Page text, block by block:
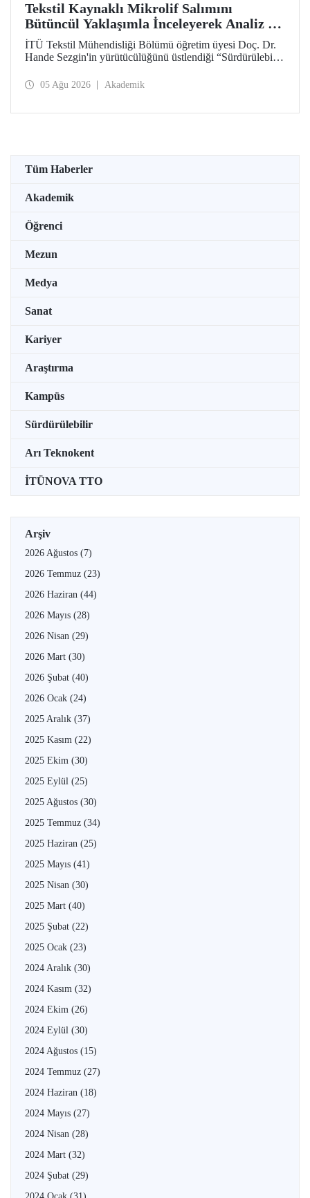
Tekstil Kaynaklı Mikrolif Salımını
Bütüncül Yaklaşımla İnceleyerek Analiz ve
Azaltım Stratejileri Geliştirecek Projeye
TÜBİTAK Desteği
İTÜ Tekstil Mühendisliği Bölümü öğretim üyesi Doç. Dr.
Hande Sezgin'in yürütücülüğünü üstlendiği “Sürdürülebilir
Koşullarına Bağlı Mikrolif Salımı: Aşınma, UV Maruziyeti
05 Ağu 2026 Akademik
Tüm Haberler
Akademik
Öğrenci
Mezun
Medya
Sanat
Kariyer
Araştırma
Kampüs
Sürdürülebilir
Arı Teknokent
İTÜNOVA TTO
Arşiv
2026 Ağustos (7)
2026 Temmuz (23)
2026 Haziran (44)
2026 Mayıs (28)
2026 Nisan (29)
2026 Mart (30)
2026 Şubat (40)
2026 Ocak (24)
2025 Aralık (37)
2025 Kasım (22)
2025 Ekim (30)
2025 Eylül (25)
2025 Ağustos (30)
2025 Temmuz (34)
2025 Haziran (25)
2025 Mayıs (41)
2025 Nisan (30)
2025 Mart (40)
2025 Şubat (22)
2025 Ocak (23)
2024 Aralık (30)
2024 Kasım (32)
2024 Ekim (26)
2024 Eylül (30)
2024 Ağustos (15)
2024 Temmuz (27)
2024 Haziran (18)
2024 Mayıs (27)
2024 Nisan (28)
2024 Mart (32)
2024 Şubat (29)